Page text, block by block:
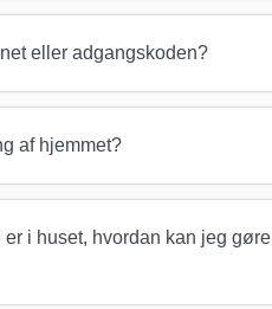
eller adgangskoden?
af hjemmet?
i huset, hvordan kan jeg gøre